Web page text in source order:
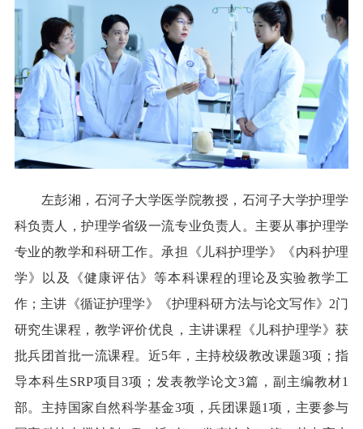
左彭湘，石河子大学医学院教授，石河子大学护理学
科负责人，护理学省级一流专业负责人。主要从事护理学
专业的教学和科研工作。承担《儿科护理学》《内科护理
学》以及《健康评估》等本科课程的理论及实验教学工
作；主讲《循证护理学》《护理科研方法与论文写作》2门
研究生课程，教学评价优良，主讲课程《儿科护理学》获
批兵团首批一流课程。近5年，主持校级教改课题3项；指
导本科生SRP项目3项；发表教学论文3篇，副主编教材1
部。主持国家自然科学基金3项，兵团课题1项，主要参与